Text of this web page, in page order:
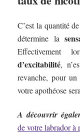
C’est la quantité
détermine la
Effectivement
d’excitabilité,
revanche, pour un
votre apothéose
A découvrir
de votre labrador à